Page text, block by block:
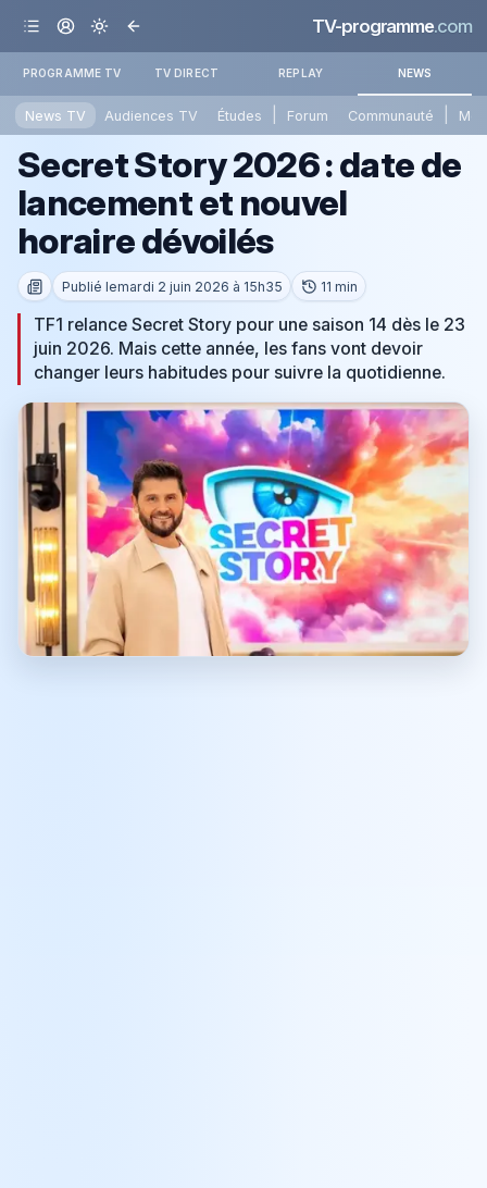
TV-programme.com
PROGRAMME TV TV DIRECT REPLAY NEWS
News TV Audiences TV Études Forum Communauté
Secret Story 2026 : date de
lancement et nouvel
horaire dévoilés
Publié lemardi 2 juin 2026 à 15h35 11 min
TF1 relance Secret Story pour une saison 14 dès le 23
juin 2026. Mais cette année, les fans vont devoir
changer leurs habitudes pour suivre la quotidienne.